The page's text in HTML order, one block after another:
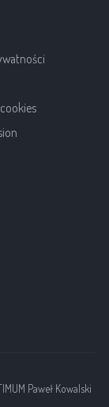
Paweł Kowalski